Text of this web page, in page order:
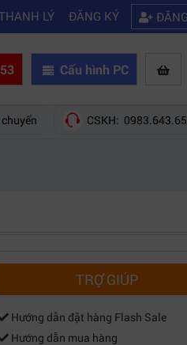
wifi|Kinh nghiệm chọn mua máy
LÝ ĐĂNG KÝ
Cấu hình PC
CSKH:
TRỢ GIÚP
Hướng dẫn đặt hàng Flash Sale
Hướng dẫn mua hàng